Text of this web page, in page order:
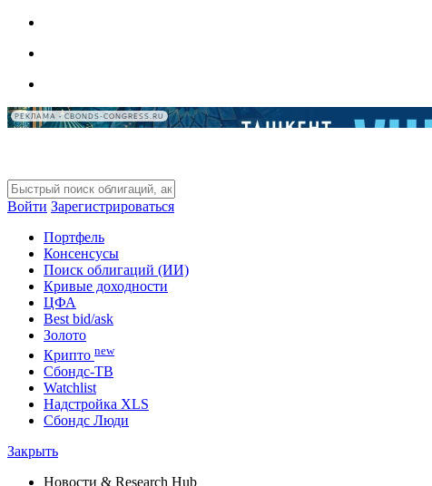
РЕКЛАМА • CBONDS-CONGRESS.RU
Войти Зарегистрироваться
Портфель
Консенсусы
Поиск облигаций (ИИ)
Кривые доходности
ЦФА
Best bid/ask
Золото
Крипто new
Сбондс-ТВ
Watchlist
Надстройка XLS
Сбондс Люди
Закрыть
Новости & Research Hub